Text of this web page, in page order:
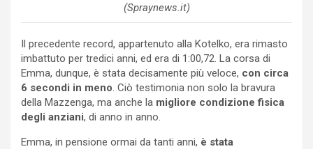
(Spraynews.it)
Il precedente record, appartenuto alla Kotelko, era rimasto
imbattuto per tredici anni, ed era di 1:00,72. La corsa di
Emma, dunque, è stata decisamente più veloce, con circa
6 secondi in meno. Ciò testimonia non solo la bravura
della Mazzenga, ma anche la migliore condizione fisica
degli anziani, di anno in anno.
Emma, in pensione ormai da tanti anni, è stata